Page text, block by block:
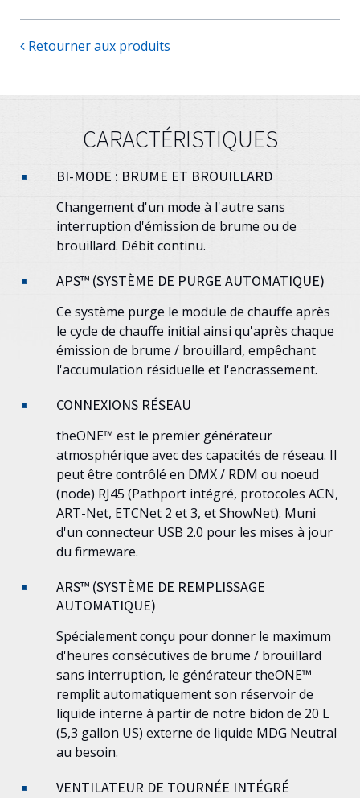
Retourner aux produits
CARACTÉRISTIQUES
BI-MODE : BRUME ET BROUILLARD
Changement d'un mode à l'autre sans
interruption d'émission de brume ou de
brouillard. Débit continu.
APS™ (SYSTÈME DE PURGE AUTOMATIQUE)
Ce système purge le module de chauffe après
le cycle de chauffe initial ainsi qu'après chaque
émission de brume / brouillard, empêchant
l'accumulation résiduelle et l'encrassement.
CONNEXIONS RÉSEAU
theONE™ est le premier générateur
atmosphérique avec des capacités de réseau. Il
peut être contrôlé en DMX / RDM ou noeud
(node) RJ45 (Pathport intégré, protocoles ACN,
ART-Net, ETCNet 2 et 3, et ShowNet). Muni
d'un connecteur USB 2.0 pour les mises à jour
du firmeware.
ARS™ (SYSTÈME DE REMPLISSAGE
AUTOMATIQUE)
Spécialement conçu pour donner le maximum
d'heures consécutives de brume / brouillard
sans interruption, le générateurtheONE™
remplit automatiquement son réservoir de
liquide interne à partir de notre bidon de 20 L
(5,3 gallon US) externe de liquide MDG Neutral
au besoin.
VENTILATEUR DE TOURNÉE INTÉGRÉ